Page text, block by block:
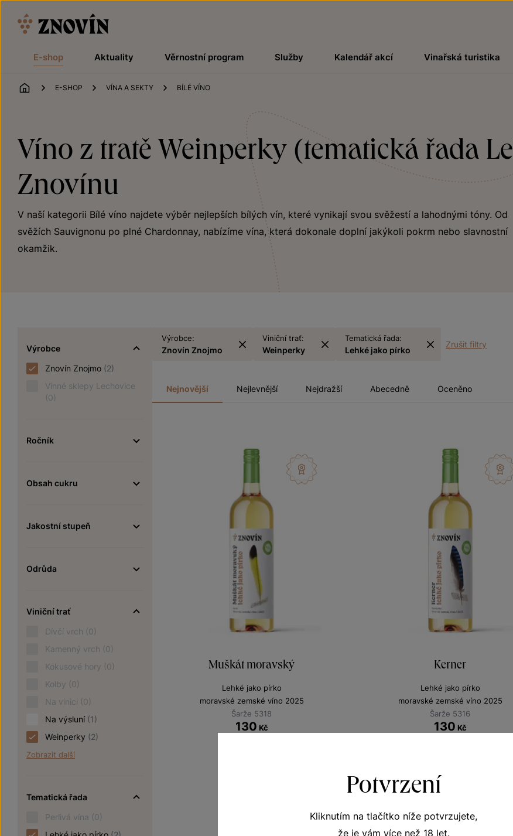
E-shop Aktuality Věrnostní program Služby Kalendář akcí Vinařská turistika
ÚVOD
E-SHOP VÍNA A SEKTY BÍLÉ VÍNO
Víno z tratě Weinperky (tematická řada
Znovínu
V naší kategorii Bílé víno najdete výběr nejlepších bílých vín, které vynikají svou svěžestí a lahodnými tóny. Od
svěžích Sauvignonu po plné Chardonnay, nabízíme vína, která dokonale doplní jakýkoli pokrm nebo slavnostní
okamžik.
Výrobce
Znovín Znojmo (2)
Vinné sklepy Lechovice
(0)
Ročník
Obsah cukru
Jakostní stupeň
Odrůda
Viniční trať
Dívčí vrch (0)
Kamenný vrch (0)
Kokusové hory (0)
Kolby (0)
Na vinici (0)
Na výsluní (1)
Weinperky (2)
Zobrazit další
Tematická řada
Perlivá vína (0)
Výrobce:
Znovín Znojmo
Viniční trať:
Weinperky
Tematická řada:
Lehké jako pírko
Zrušit filtry
Nejnovější Nejlevnější Nejdražší Abecedně Oceněno
Muškát moravský
Lehké jako pírko
moravské zemské víno 2025
Šarže 5318
130 Kč
Kerner
Lehké jako pírko
moravské zemské víno 2025
Šarže 5316
130 Kč
Potvrzení
Kliknutím na tlačítko níže potvrzujete,
že je vám více než 18 let.